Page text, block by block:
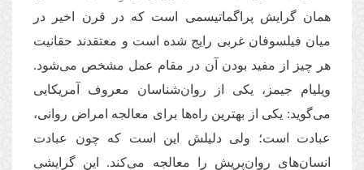
همان گرایش پراگماتیسمی است که در قرن اخیر در
میان فیلسوفان غربی رایج شده است و معتقدند حقانیت
هر چیز از مفید بودن آن در مقام عمل مشخص می‌شود.
‌ویلیام جیمز، یکی از روان‌شناسان معروف آمریکایی
می‌گوید: یکی از بهترین راه‌ها برای معالجه امراض روانی،
عبادت است؛ ولی دلیلش این است که چون عبادت
انسان‌های روان‌پریش را معالجه می‌کند. این گرایشی